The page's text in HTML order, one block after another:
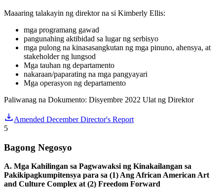
Maaaring talakayin ng direktor na si Kimberly Ellis:
mga programang gawad
pangunahing aktibidad sa lugar ng serbisyo
mga pulong na kinasasangkutan ng mga pinuno, ahensya, at
stakeholder ng lungsod
Mga tauhan ng departamento
nakaraan/paparating na mga pangyayari
Mga operasyon ng departamento
Paliwanag na Dokumento: Disyembre 2022 Ulat ng Direktor
Amended December Director's Report
5
Bagong Negosyo
A. Mga Kahilingan sa Pagwawaksi ng Kinakailangan sa
Pakikipagkumpitensya para sa (1) Ang African American Art
and Culture Complex at (2) Freedom Forward